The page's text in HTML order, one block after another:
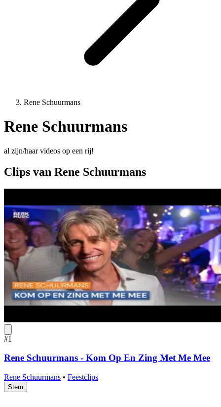
Rene Schuurmans
Rene Schuurmans
al zijn/haar videos op een rij!
Clips van Rene Schuurmans
#1
Rene Schuurmans - Kom Op En Zing Met Me Mee
Rene Schuurmans • Feestclips
Stem